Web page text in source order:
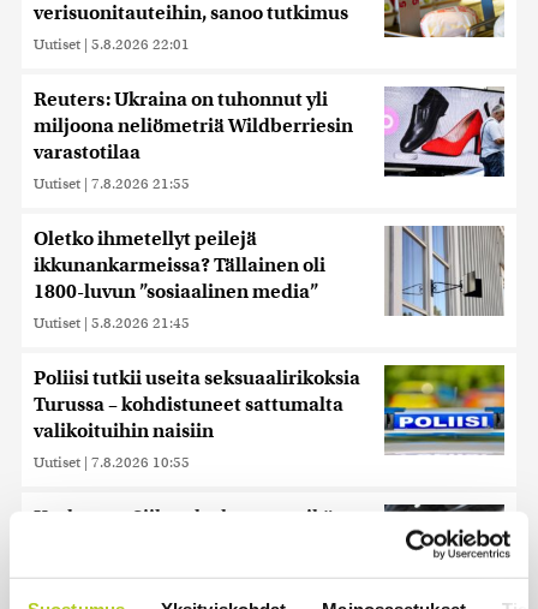
verisuonitauteihin, sanoo tutkimus
Uutiset | 5.8.2026 22:01
Reuters: Ukraina on tuhonnut yli
miljoona neliömetriä Wildberriesin
varastotilaa
Uutiset | 7.8.2026 21:55
Oletko ihmetellyt peilejä
ikkunankarmeissa? Tällainen oli
1800-luvun ”sosiaalinen media”
Uutiset | 5.8.2026 21:45
Poliisi tutkii useita seksuaalirikoksia
Turussa – kohdistuneet sattumalta
valikoituihin naisiin
Uutiset | 7.8.2026 10:55
Keskustan Siika-aho kertoo, mikä
hintaa”